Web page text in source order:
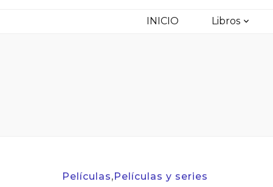
INICIO Libros
Películas,Películas y series